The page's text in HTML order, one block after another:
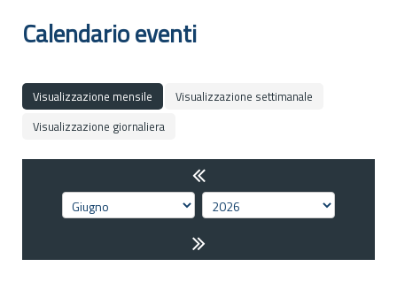
Calendario eventi
Visualizzazione mensile
Visualizzazione settimanale
Visualizzazione giornaliera